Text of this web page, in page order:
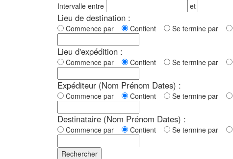
Intervalle entre et
Lieu de destination :
Commence par Contient Se termine par
Lieu d'expédition :
Commence par Contient Se termine par
Expéditeur (Nom Prénom Dates) :
Commence par Contient Se termine par
Destinataire (Nom Prénom Dates) :
Commence par Contient Se termine par
Rechercher